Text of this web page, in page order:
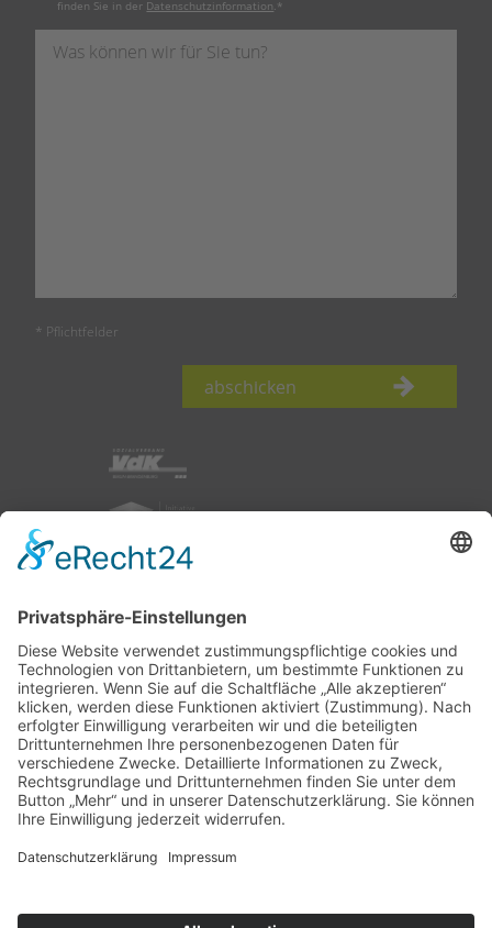
finden Sie in der Datenschutzinformation. *
* Pflichtfelder
abschicken
nach oben